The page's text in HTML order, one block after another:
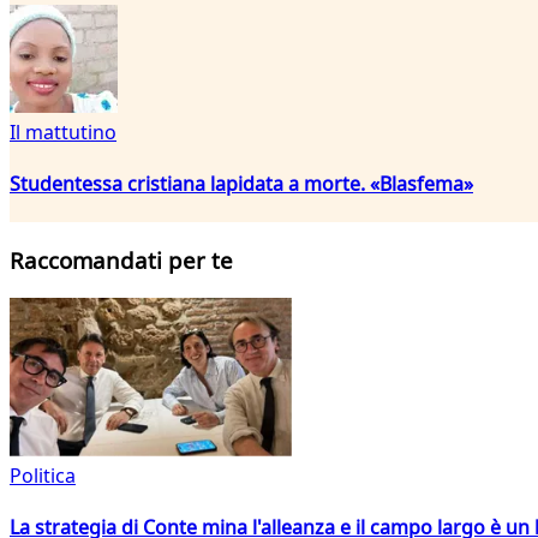
Il mattutino
Studentessa cristiana lapidata a morte. «Blasfema»
Raccomandati per te
Politica
La strategia di Conte mina l'alleanza e il campo largo è